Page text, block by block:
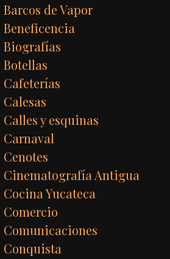
Barcos de Vapor
Beneficencia
Biografías
Botellas
Cafeterías
Calesas
Calles y esquinas
Carnaval
Cenotes
Cinematografía Antigua
Cocina Yucateca
Comercio
Comunicaciones
Conquista